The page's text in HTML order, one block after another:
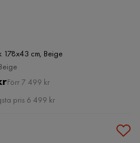
178x43 cm, Beige
Pris
Original
Pris
Förr 7 499 kr
pris 6 499 kr